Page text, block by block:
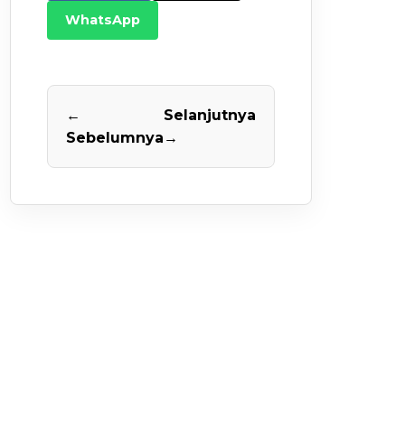
WhatsApp
←
Sebelumnya
Selanjutnya
→